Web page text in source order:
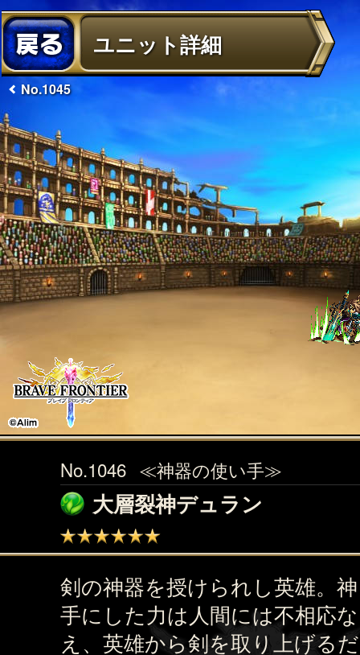
ユニット詳細
No.1045
No.1046 ≪神器の使い手≫
大層裂神デュラン
剣の神器を授けられし英雄。
手にした力は人間には不相応
え、英雄から剣を取り上げる